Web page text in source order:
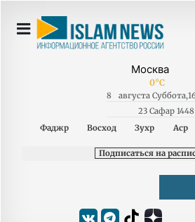
0°C
8 августа Суббота,
23 Сафар
Фаджр
Восход Зухр Аср
Подписаться на